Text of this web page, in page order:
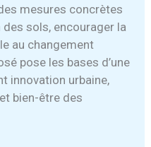
mesures concrètes
sols, encourager la
au changement
pose les bases d’une
innovation urbaine,
bien-être des